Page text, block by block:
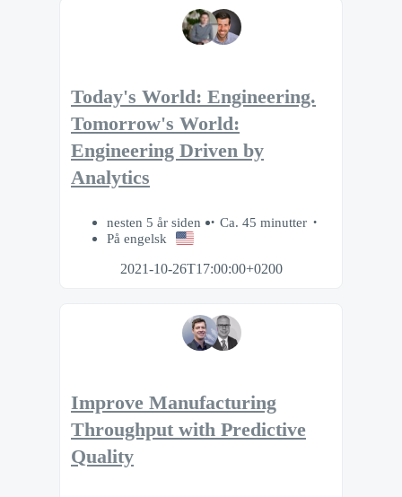
Today's World: Engineering.
Tomorrow's World:
Engineering Driven by
Analytics
nesten 5 år siden
Ca. 45 minutter
På engelsk
2021-10-26T17:00:00+0200
Improve Manufacturing
Throughput with Predictive
Quality